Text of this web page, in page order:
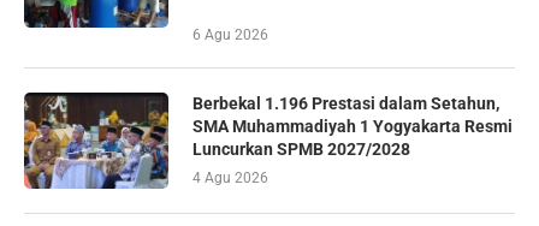
6 Agu 2026
Berbekal 1.196 Prestasi dalam Setahun,
SMA Muhammadiyah 1 Yogyakarta Resmi
Luncurkan SPMB 2027/2028
4 Agu 2026